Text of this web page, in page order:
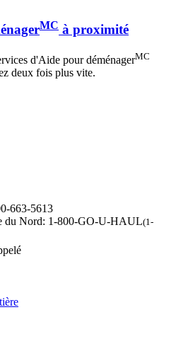
MC à proximité
d'Aide pour déménagerMC
deux fois plus vite.
663-5613
du Nord: 1-800-GO-U-HAUL(1-